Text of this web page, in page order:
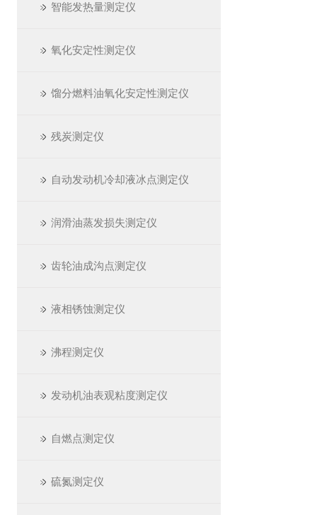
智能发热量测定仪
氧化安定性测定仪
馏分燃料油氧化安定性测定仪
残炭测定仪
自动发动机冷却液冰点测定仪
润滑油蒸发损失测定仪
齿轮油成沟点测定仪
液相锈蚀测定仪
沸程测定仪
发动机油表观粘度测定仪
自燃点测定仪
硫氮测定仪